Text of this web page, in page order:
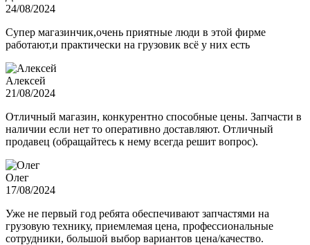
24/08/2024
Супер магазинчик,очень приятные люди в этой фирме
работают,и практически на грузовик всё у них есть
Алексей
21/08/2024
Отличный магазин, конкурентно способные цены. Запчасти в
наличии если нет то оперативно доставляют. Отличный
продавец (обращайтесь к нему всегда решит вопрос).
Олег
17/08/2024
Уже не первый год ребята обеспечивают запчастями на
грузовую технику, приемлемая цена, профессиональные
сотрудники, большой выбор вариантов цена/качество.